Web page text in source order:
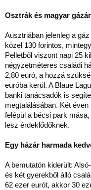
Osztrák és magyar gázár
Ausztriában jelenleg a
közel 130 forintos,
Pelletből viszont napi 25
négyzetméteres családi
2,80 euró, a hozzá
euróba kerül. A Blaue
banki tanácsadók is
megtalálásában. Két
felépül a bécsi park
lesz érdeklődőknek.
Egy házár harmada
A bemutatón kiderült:
és két gyerekből álló
62 ezer eurót, akkor 30